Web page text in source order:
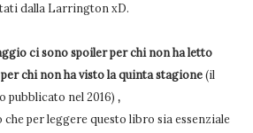
dalla Larrington xD.
ci sono spoiler per chi non ha letto
chi non ha visto la quinta stagione(il
pubblicato nel 2016) ,
che per leggere questo libro sia essenziale